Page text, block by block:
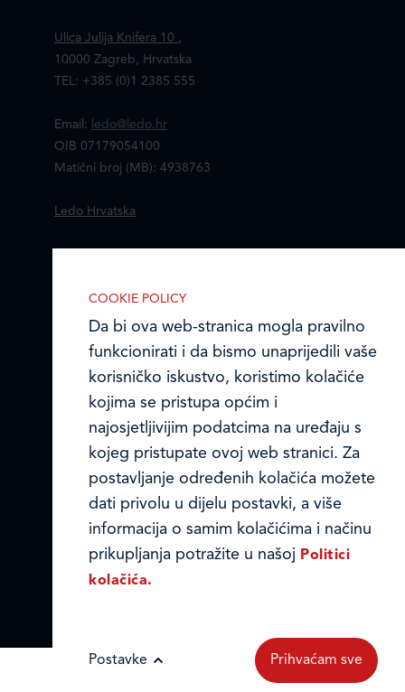
Ulica Julija Knifera 10 ,
10000 Zagreb, Hrvatska
TEL: +385 (0)1 2385 555
Email:
ledo@ledo.hr
OIB 07179054100
Matični broj (MB): 4938763
Ledo Hrvatska
Ledo u inozemstvu
Online formular
Obavijest o Privatnosti i Kolačići
Privacy notice and Cookies
© LEDO plus d.o.o. 2026.
COOKIE POLICY
Da bi ova web-stranica mogla pravilno
funkcionirati i da bismo unaprijedili vaše
korisničko iskustvo, koristimo kolačiće
kojima se pristupa općim i
najosjetljivijim podatcima na uređaju s
kojeg pristupate ovoj web stranici. Za
postavljanje određenih kolačića možete
dati privolu u dijelu postavki, a više
informacija o samim kolačićima i načinu
prikupljanja potražite u našoj Politici
kolačića.
IZABERITE KOLAČIĆE NA STRANICI
Omogućite ili onemogućite web-
stranici upotrebu funkcionalnih i/ili
reklamnih kolačića opisanih u nastavku:
Nužni (tehnički) kolačići
Postavke Prihvaćam sve